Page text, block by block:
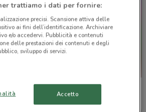
Scade il 03/09
trattiamo i dati per fornire:
precisi. Scansione attiva delle
ai fini dell’identificazione. Archiviare
e/o accedervi. Pubblicità e contenuti
delle prestazioni dei contenuti e degli
sviluppo di servizi.
Accetto